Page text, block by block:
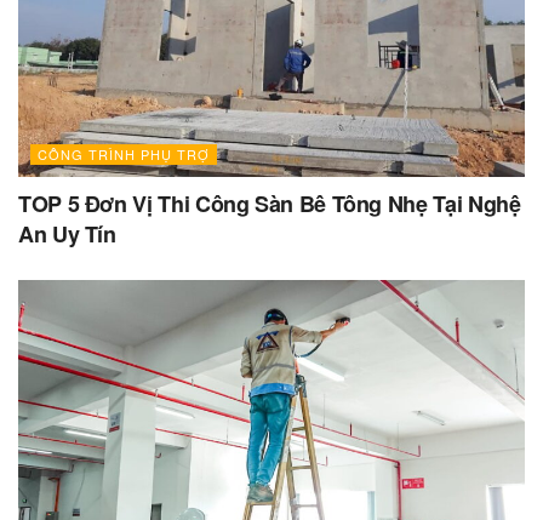
CÔNG TRÌNH PHỤ TRỢ
TOP 5 Đơn Vị Thi Công Sàn Bê Tông Nhẹ Tại Nghệ
An Uy Tín